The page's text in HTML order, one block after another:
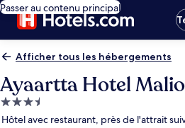
Passer au contenu principal
Afficher tous les hébergements
Ayaartta Hotel
Hébergement
3.5 étoiles
Hôtel avec restaurant, près de l'attrait